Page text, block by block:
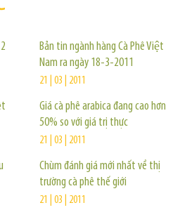
Bản tin ngành hàng Cà Phê Việt
Nam ra ngày 18-3-2011
21 | 03 | 2011
Giá cà phê arabica đang cao hơn
50% so với giá trị thực
21 | 03 | 2011
Chùm đánh giá mới nhất về thị
trường cà phê thế giới
21 | 03 | 2011